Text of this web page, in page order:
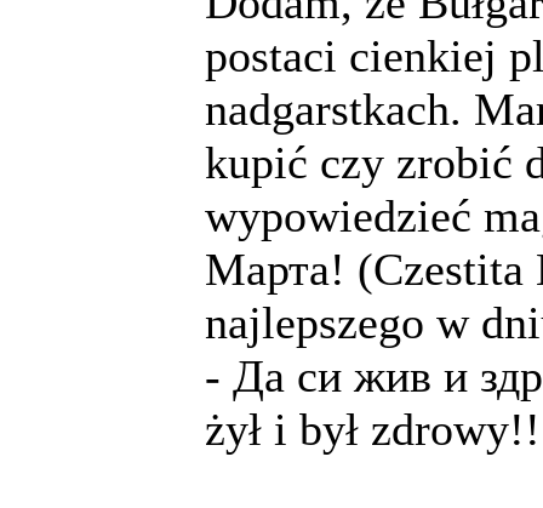
postaci cienkiej
nadgarstkach.
kupić czy zrobić
wypowiedzieć
Марта! (Czestita
najlepszego w
- Дa cи жив и
żył i był